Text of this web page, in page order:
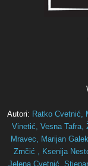
Autori: Ratko Cvetnić,
Vinetić, Vesna Tafra,
Mravec, Marijan
Zrnčić , Ksenija
Jelena Cvetnić,